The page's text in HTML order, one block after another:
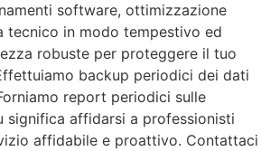
software, ottimizzazione
tecnico in modo tempestivo ed
robuste per proteggere il tuo
backup periodici dei dati
report periodici sulle
significa affidarsi a professionisti
affidabile e proattivo. Contattaci